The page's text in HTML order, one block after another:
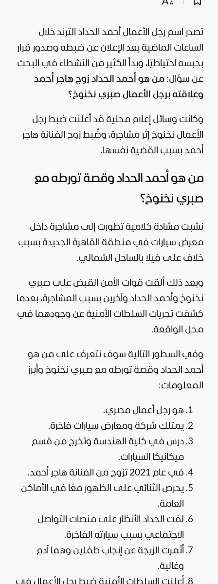
تصدر اسم رجل الأعمال أحمد الحداد الترند خلال
الساعات الماضية بعد الإعلان عن ضبطه وصدور قرار
بحبسه احتياطيًا، وبدأ الكثير من النشطاء في البحث
عن سؤال: من هو أحمد الحداد زوج هاجر أحمد
وعلاقته برجل الأعمال صبري نخنوخ؟
وكانت وسائل إعلام محلية قد أعلنت ضبط رجل
الأعمال نخنوخ إثر مشاجرة، وضُبط زوج الفنانة هاجر
أحمد بسبب القضية نفسها.
من هو أحمد الحداد وقصة تورطه مع
صبري نخنوخ؟
نشبت مشادة كلامية تطورت إلى مشاجرة داخل
معرض سيارات في منطقة القاهرة الجديدة بسبب
خلاف على فيلا بالساحل الشمالي.
وبعد ذلك ألقت قوات الأمن القبض على صبري
نخنوخ وأحمد الحداد وآخرين بسبب المشاجرة، بعدما
كشفت تحريات السلطات الأمنية عن وجودهما في
محل الواقعة.
وفي السطور التالية سوف نتعرف على من هو
أحمد الحداد وقصة تورطه مع صبري نخنوخ وأبرز
المعلومات:
هو رجل أعمال مصري.
يمتلك شركة ومعارض سيارات فاخرة.
درس في كلية الهندسة وتخرج من قسم
ميكانيكا السيارات.
في عام 2021 تزوج من الفنانة هاجر أحمد.
يحرص الثنائي على الظهور معًا في الأماكن
العامة.
لفت الحداد الأنظار على منصات التواصل
الاجتماعي بسبب سيارته الفاخرة.
أثمرت الزيجة عن إنجاب طفلين وهما آدم
وغالية.
أعلنت السلطات الأمنية ضبط رجل الأعمال في